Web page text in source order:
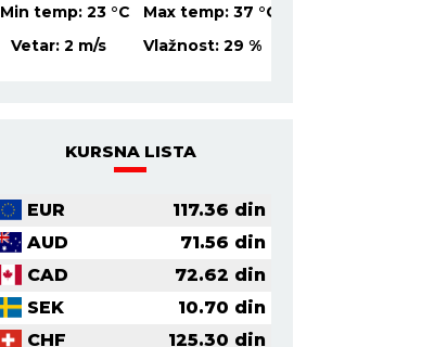
Min temp: 22 °C Max temp: 36 °C
Vetar:1 m/s Vlažnost:31 %
KURSNA LISTA
EUR 117.36 din
AUD
71.56 din
CAD
72.62 din
SEK
10.70 din
CHF
125.30 din